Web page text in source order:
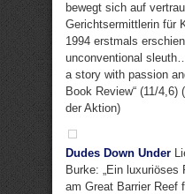
bewegt sich auf
Gerichtsermittlerin für
1994 erstmals
unconventional
a story with passion
Book Review“ (11/
der Aktion)
Dudes Down Under
Burke: „Ein luxuriöses
am Great Barrier Reef